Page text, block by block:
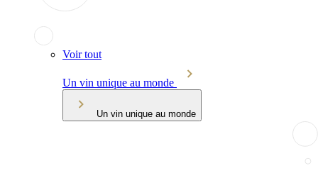
Voir tout
Un vin unique au monde
Un vin unique au monde